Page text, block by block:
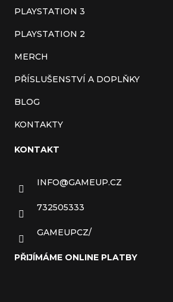
PLAYSTATION 3
PLAYSTATION 2
MERCH
PŘÍSLUŠENSTVÍ A DOPLŇKY
BLOG
KONTAKTY
KONTAKT
INFO@GAMEUP.CZ
732505333
GAMEUPCZ/
PŘIJÍMÁME ONLINE PLATBY